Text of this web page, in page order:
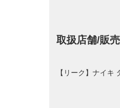
取扱店舗/販
【リーク】ナイ